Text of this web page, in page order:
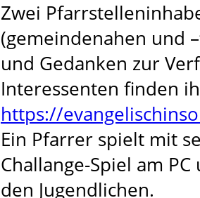
Zwei
(gemeindenahen und
und Gedanken zur
Interessenten finden
https://
Ein Pfarrer spielt mit
Challange-Spiel am
den Jugendlichen.